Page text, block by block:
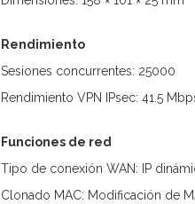
Rendimiento
Sesiones concurrentes: 25000
Rendimiento VPN IPsec: 41.5
Funciones de red
Tipo de conexión WAN: IP
Clonado MAC: Modificación de